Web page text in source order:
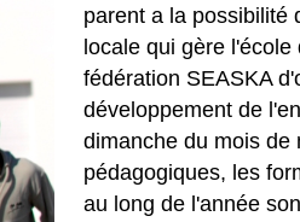
parent a la possibilité
locale qui gère
fédération SEASKA
développement de
dimanche du mois de
pédagogiques, les
au long de l'année